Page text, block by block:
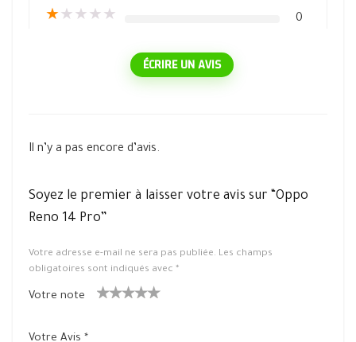
★★ ★ ★ ★ 0
ÉCRIRE UN AVIS
Il n’y a pas encore d’avis.
Soyez le premier à laisser votre avis sur “Oppo
Reno 14 Pro”
Votre adresse e-mail ne sera pas publiée. Les champs
obligatoires sont indiqués avec *
Votre note
Votre Avis *